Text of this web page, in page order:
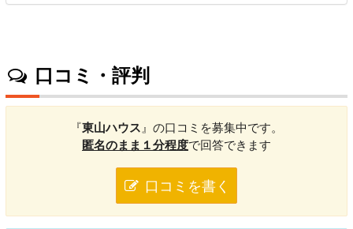
口コミ・評判
『東山ハウス 』の口コミを募集中です。
匿名のまま１分程度で回答できます
口コミを書く